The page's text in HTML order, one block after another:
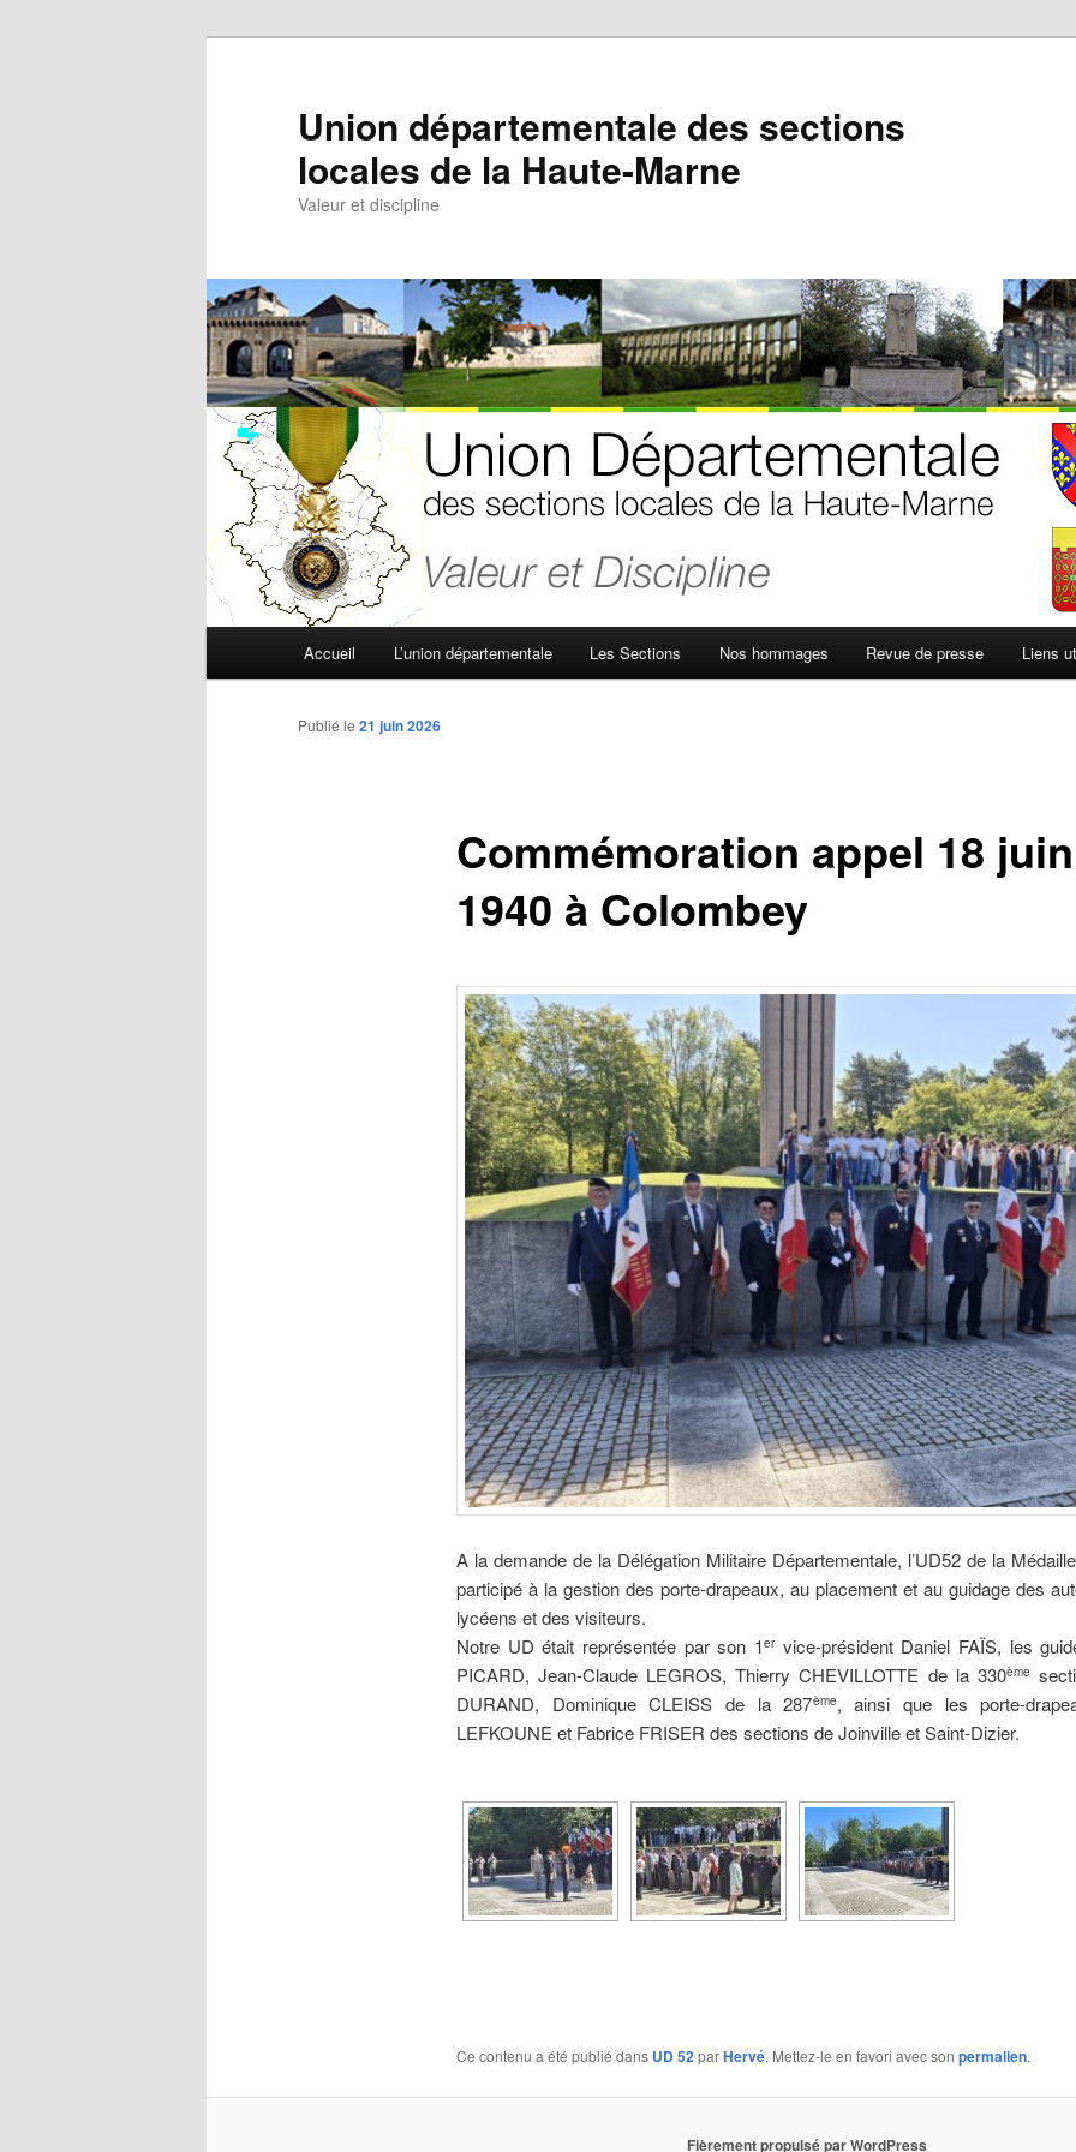
Union départementale des sections
locales de la Haute-Marne
Valeur et discipline
Accueil L’union départementale Les Sections Nos hommages Revue de presse Liens
Commémoration appel 18 juin
1940 à Colombey
Publié le 21 juin 2026
A la demande de la Délégation Militaire Départementale, l’UD52 de la
participé à la gestion des porte-drapeaux, au placement et au guidage des
lycéens et des visiteurs.
Notre UD était représentée par son 1ervice-président Daniel FAÏS, les
PICARD, Jean-Claude LEGROS, Thierry CHEVILLOTTE de la 330ème
DURAND, Dominique CLEISS de la 287ème, ainsi que les porte-
LEFKOUNE et Fabrice FRISER des sections de Joinville et Saint-Dizier.
Ce contenu a été publié dans UD 52parHervé. Mettez-le en favori avec son permalien.
Fièrement propulsé par WordPress